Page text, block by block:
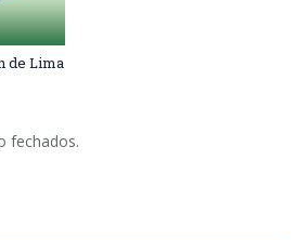
de Lima
fechados.